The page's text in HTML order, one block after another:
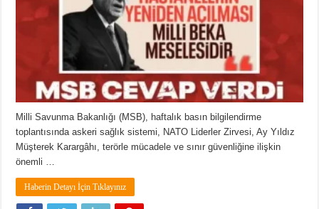
Milli Savunma Bakanlığı (MSB), haftalık basın bilgilendirme
toplantısında askeri sağlık sistemi, NATO Liderler Zirvesi, Ay Yıldız
Müşterek Karargâhı, terörle mücadele ve sınır güvenliğine ilişkin
önemli …
Haberin Detayı İçin Tıklayınız